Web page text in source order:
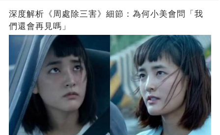
深度解析《周處除三害》細節：為何小美會問「我
們還會再見嗎」